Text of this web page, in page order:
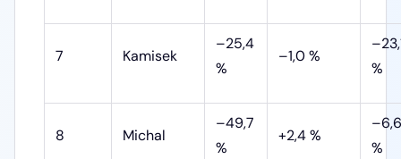
7 Kamisek
–25,4
%
–1,0 %
%
8 Michal
–49,7
%
+2,4 %
–6,6
%